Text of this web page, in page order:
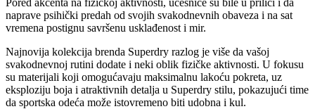
naprave psihički predah od svojih svakodnevnih obaveza i na sat
vremena postignu savršenu usklađenost i mir.
Najnovija kolekcija brenda Superdry razlog je više da vašoj
svakodnevnoj rutini dodate i neki oblik fizičke aktivnosti. U fokusu
su materijali koji omogućavaju maksimalnu lakoću pokreta, uz
eksploziju boja i atraktivnih detalja u Superdry stilu, pokazujući time
da sportska odeća može istovremeno biti udobna i kul.